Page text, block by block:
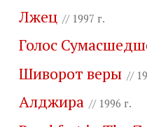
Лжец // 1997 г.
Голос
Шиворот веры //
Алджира // 1996 г.